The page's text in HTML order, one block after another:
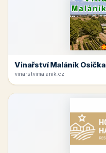
Vinařství Maláník Osička
vinarstvimalanik.cz